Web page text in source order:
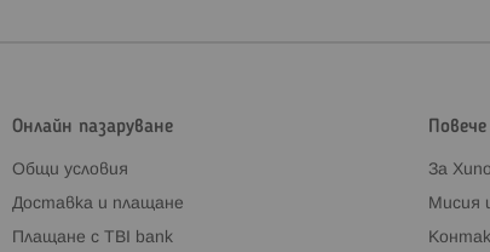
Онлайн пазаруване
Общи условия
Доставка и плащане
Плащане с TBI bank
За
Мисия